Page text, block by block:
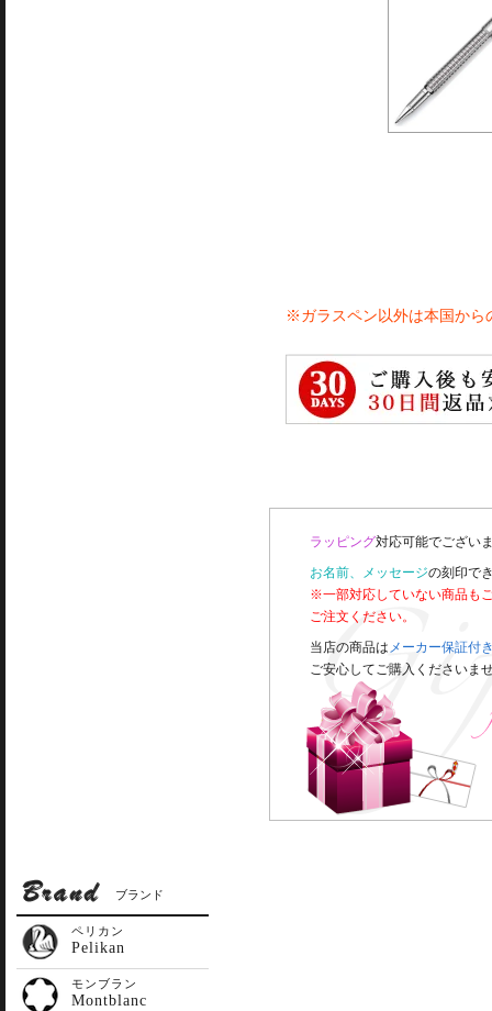
※ガラスペン以外は本国から
ラッピング対応可能でござい
お名前、メッセージの刻印で
※一部対応していない商品も
ご注文ください。
当店の商品は メーカー保証付
ご安心してご購入くださいま
ブランド
ペリカン
Pelikan
モンブラン
Montblanc